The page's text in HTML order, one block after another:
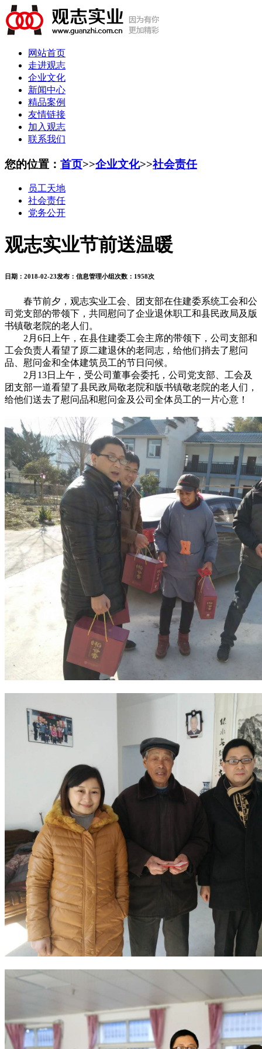
网站首页
走进观志
企业文化
新闻中心
精品案例
友情链接
加入观志
联系我们
您的位置： 首页>>企业文化>>社会责任
员工天地
社会责任
党务公开
观志实业节前送温暖
日期： 2018-02-23发布： 信息管理小组次数： 1958次
春节前夕，观志实业工会、团支部在住建委系统工会和公
司党支部的带领下， 共同慰问了企业退休职工和县民政局及版
书镇敬老院的老人们。
2月6日上午，在县住建委工会主席的带领下，公司支部和
工会负责人看望了原二建退休的老同志，给他们捎去了慰问
品、慰问金和全体建筑员工的节日问候。
2月13日上午，受公司董事会委托，公司党支部、工会及
团支部一道看望了县民政局敬老院和版书镇敬老院的老人们，
给他们送去了慰问品和慰问金及公司全体员工的一片心意！